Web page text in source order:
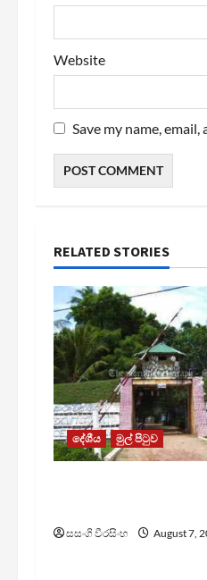
Website
Save my name,
RELATED STORIES
දේශීය මුල් පිටුව
සසංගි වීරසිංහ August 7,